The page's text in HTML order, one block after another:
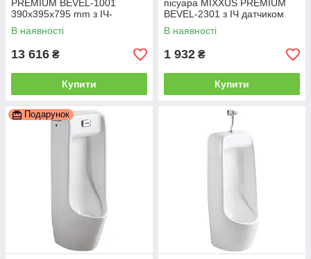
PREMIUM BEVEL-1001
390x395x795 mm з ІЧ-
датчиком автоматичного
змивання (MP6661)
В наявності
13 616 ₴
Купити
пісуара MIXXUS PREMIUM
BEVEL-2301 з ІЧ датчиком
автомат. змиву, живлення від
батарейок + адаптер для
В наявності
1 932 ₴
Купити
Подарунок